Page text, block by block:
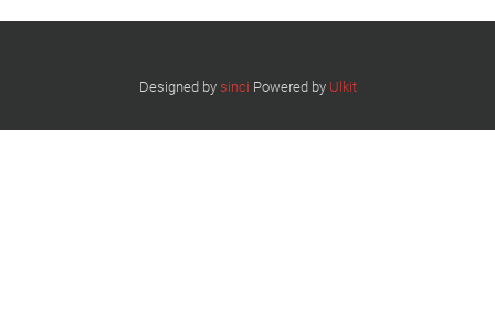
Designed by sinci Powered by Ulkit